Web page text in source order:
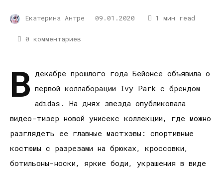
Екатерина Антре 09.01.2020 1 мин read
0 комментариев
В декабре прошлого года Бейонсе объявила о
первой коллаборации Ivy Park с брендом
adidas. На днях звезда опубликовала
видео-тизер новой унисекс коллекции, где можно
разглядеть ее главные мастхэвы: спортивные
костюмы с разрезами на брюках, кроссовки,
ботильоны-носки, яркие боди, украшения в виде